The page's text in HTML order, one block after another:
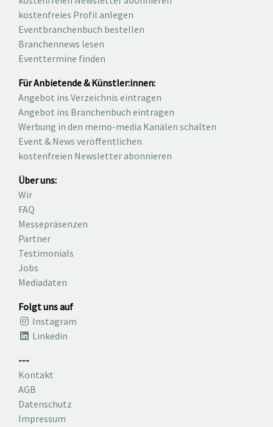
kostenfreies Profil anlegen
Eventbranchenbuch bestellen
Branchennews lesen
Eventtermine finden
Für Anbietende & Künstler:innen:
Angebot ins Verzeichnis eintragen
Angebot ins Branchenbuch eintragen
Werbung in den memo-media Kanälen schalten
Event & News veröffentlichen
kostenfreien Newsletter abonnieren
Über uns:
Wir
FAQ
Messepräsenzen
Partner
Testimonials
Jobs
Mediadaten
Folgt uns auf
Instagram
Linkedin
---
Kontakt
AGB
Datenschutz
Impressum